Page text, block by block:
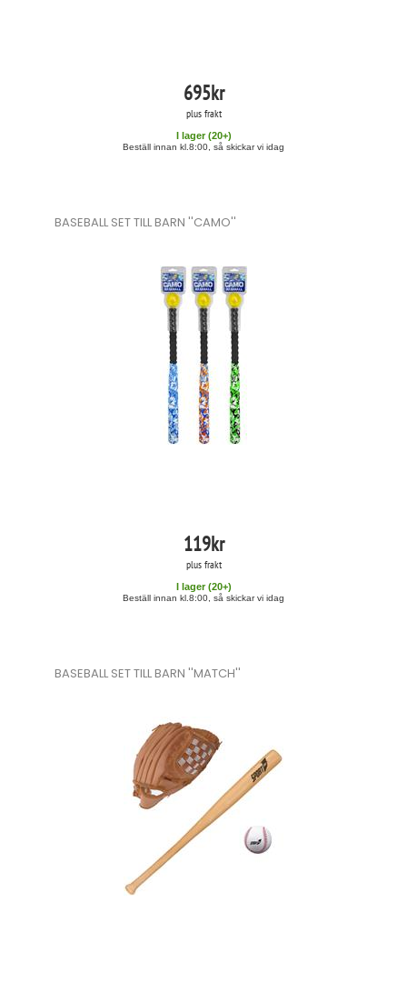
695kr
plus frakt
I lager (20+)
Beställ innan kl.8:00, så skickar vi idag
BASEBALL SET TILL BARN ''CAMO''
119kr
plus frakt
I lager (20+)
Beställ innan kl.8:00, så skickar vi idag
BASEBALL SET TILL BARN ''MATCH''